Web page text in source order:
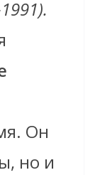
Он
но и